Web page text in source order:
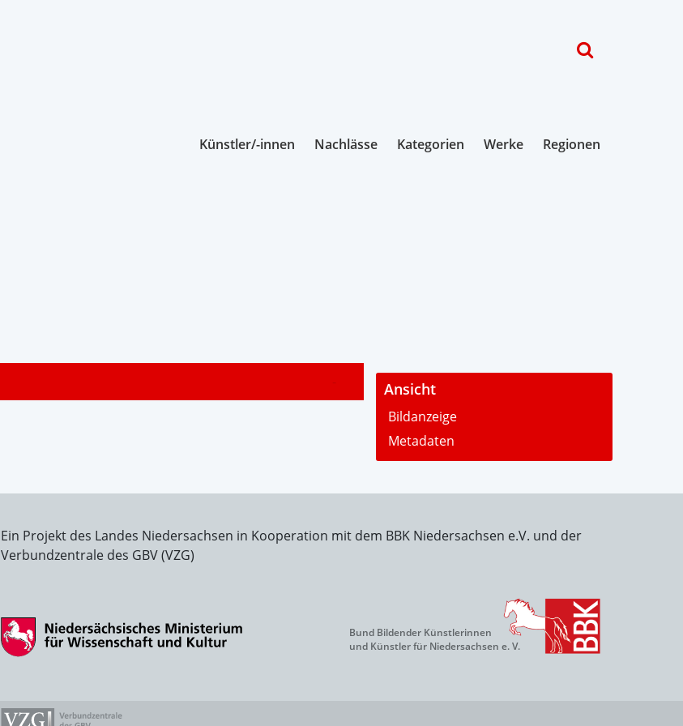
Künstler/-innen Nachlässe Kategorien Werke Regionen
- Ansicht
Bildanzeige
Metadaten
Ein Projekt des Landes Niedersachsen in Kooperation mit dem BBK Niedersachsen e.V. und der
Verbundzentrale des GBV (VZG)
Bund Bildender Künstlerinnen
und Künstler für Niedersachsen e. V.